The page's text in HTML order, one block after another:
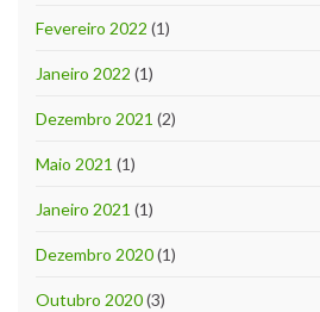
Fevereiro 2022 (1)
Janeiro 2022 (1)
Dezembro 2021 (2)
Maio 2021 (1)
Janeiro 2021 (1)
Dezembro 2020(1)
Outubro 2020(3)